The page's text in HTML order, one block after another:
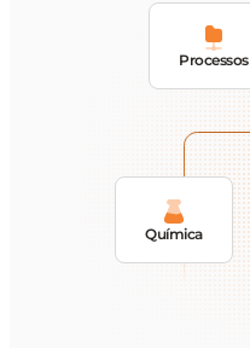
Processos
Química